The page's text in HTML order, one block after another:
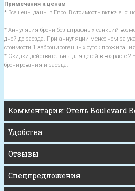
Примечания к ценам
* Все цены даны в Евро. В стоимость включено:
* Аннуляция брони без штрафных санкций
дней до заезда. При аннуляции менее чем за
стоимости 1 забронированных суток
* Скидки действительны для детей в возрасте 2
бронирования и заезда.
Комментарии: Отель Boulevard
Удобства
Отзывы
Спецпредложения